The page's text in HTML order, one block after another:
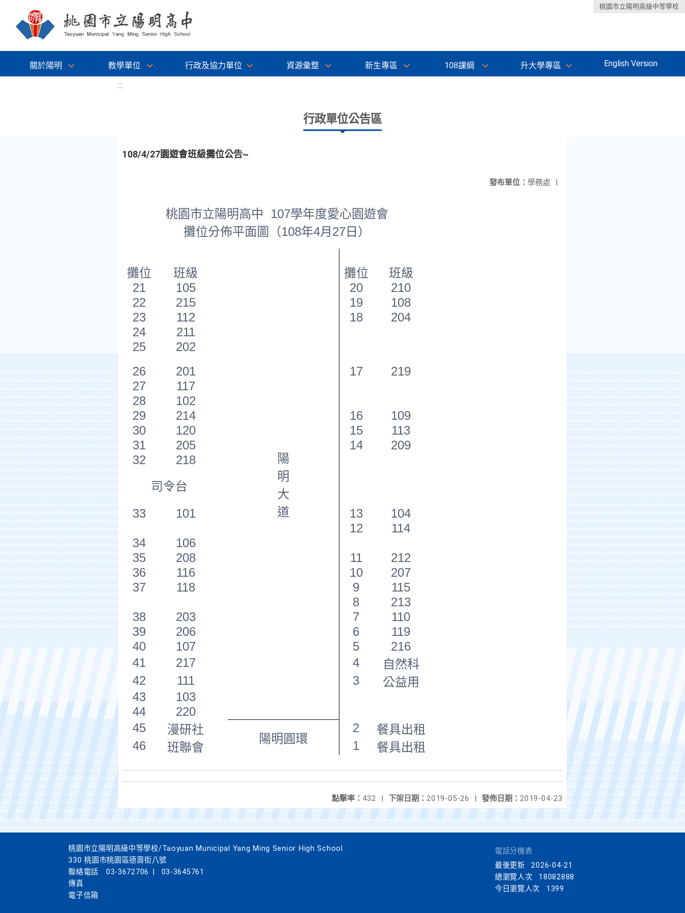
桃園市立陽明高級中等學校
關於陽明 教學單位 行政及協力單位 資源彙整 新生專區 108課綱 升大學專區 English Version
:::
行政單位公告區
108/4/27園遊會班級攤位公告~
發布單位： 學務處 |
桃園市立陽明高中 107學年度愛心園遊會
攤位分佈平面圖（108年4月27日）
陽
明
大
道
攤位 班級 攤位
班級
21
105 20
210
22
215 19
108
23
112 18
204
24
211
25
202
26
201 17
219
27
117
28
102
29
214 16
109
30
120 15
113
31
205 14
209
32
218
司令台
33
101 13
104
12
114
34
106
35
208 11
212
36
116 10
207
37
118 9
115
8
213
38
203 7
110
39
206 6
119
40
107 5
216
41
217 4
自然科
42
111 3
公益用
43
103
44
220
45
漫研社
陽明圓環
2
餐具出租
46
班聯會 1 餐具出租
發佈日期： 2019-04-23
下架日期： 2019-05-26 |
點擊率： 432 |
桃園市立陽明高級中等學校/Taoyuan Municipal Yang Ming Senior High School
330 桃園市桃園區德壽街八號
聯絡電話
03-3672706
03-3645761
傳真
電子信箱
電話分機表
最後更新
2026-04-21
總瀏覽人次
18082888
今日瀏覽人次
1399